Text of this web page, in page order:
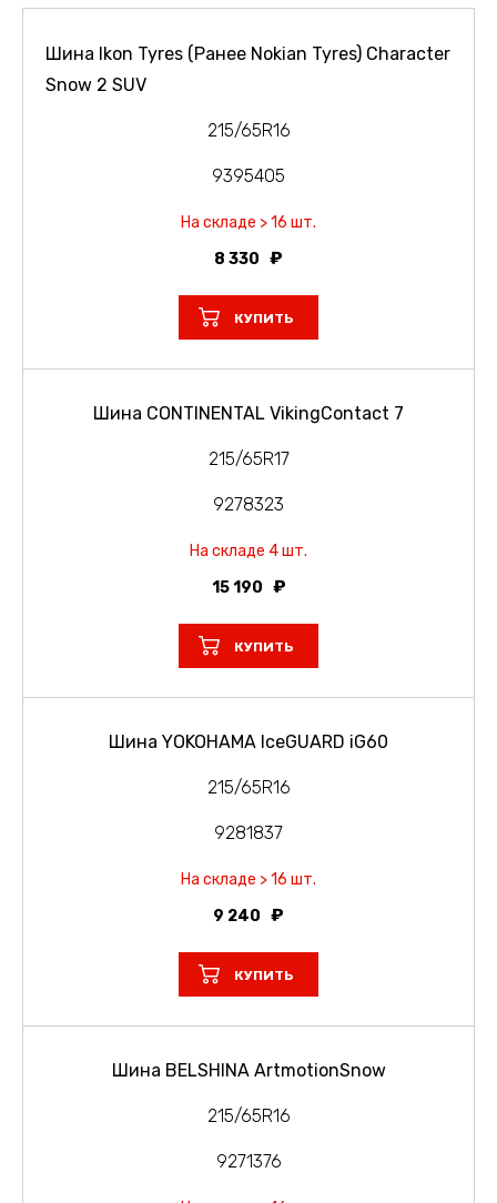
Шина Ikon Tyres (Ранее Nokian Tyres) Character
Snow 2 SUV
215/65R16
9395405
На складе > 16 шт.
8 330
КУПИТЬ
Шина CONTINENTAL VikingContact 7
215/65R17
9278323
На складе 4 шт.
15 190
КУПИТЬ
Шина YOKOHAMA IceGUARD iG60
215/65R16
9281837
На складе > 16 шт.
9 240
КУПИТЬ
Шина BELSHINA ArtmotionSnow
215/65R16
9271376